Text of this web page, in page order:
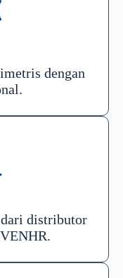
dengan
distributor